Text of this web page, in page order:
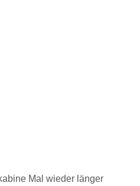
Mal wieder länger